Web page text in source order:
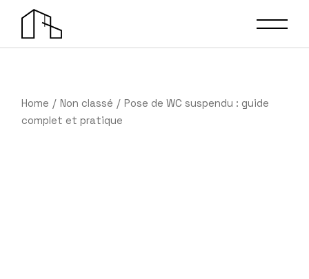
content
Home Non classé
Pose de WC suspendu : guide
complet et pratique